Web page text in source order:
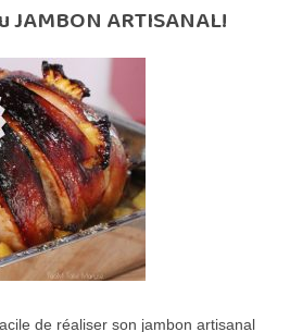
ARTISANAL!
de réaliser son jambon artisanal